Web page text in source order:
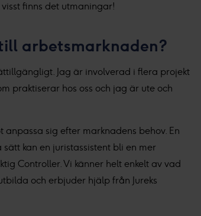
finns det utmaningar!
arbetsmarknaden?
Jag är involverad i flera projekt
praktiserar hos oss och jag är ute och
sig efter marknadens behov. En
kan en juristassistent bli en mer
Controller. Vi känner helt enkelt av vad
och erbjuder hjälp från Jureks